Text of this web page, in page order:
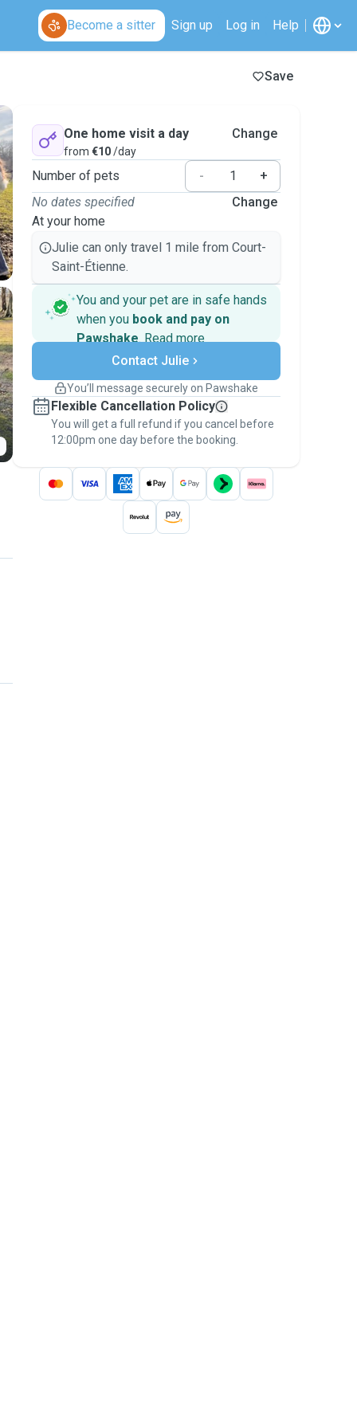
Become a sitter Sign up Log in Help
Save
One home visit a day
from €10/day
Change
Number of pets -
+
No dates specified
At your home
Change
Julie can only travel 1 mile from Court-
Saint-Étienne.
You and your pet are in safe hands
when you book and pay on
Pawshake. Read more
Secure payments
Support if plans change
Keep everything on Pawshake - from first
message, to payment - to stay covered by
thePawshake Guarantee.
Contact Julie
You’ll message securely on Pawshake
Flexible Cancellation Policy
You will get a full refund if you cancel before
12:00pm one day before the booking.